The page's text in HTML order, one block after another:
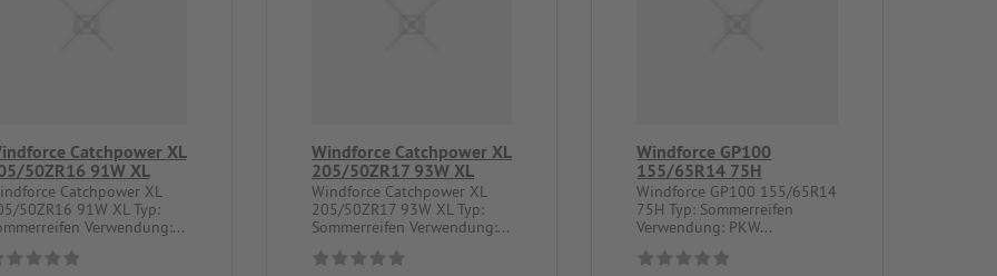
Catchpower XL
50ZR16 91W XL
Catchpower XL
50ZR16 91W XL Typ:
Verwendung:...
Windforce Catchpower XL
205/50ZR17 93W XL
Windforce Catchpower XL
205/50ZR17 93W XL Typ:
Sommerreifen Verwendung:...
Windforce GP100
155/65R14 75H
Windforce GP100 155/65R14
75H Typ: Sommerreifen
Verwendung: PKW...